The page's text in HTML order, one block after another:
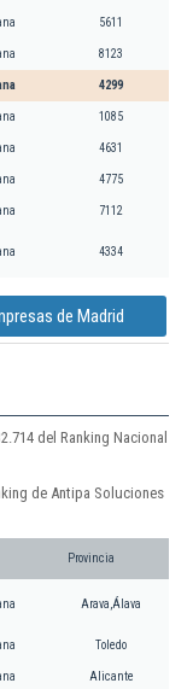
5611
8123
4299
1085
4631
4775
7112
4334
de Madrid
del Ranking Nacional
de Antipa Soluciones
Provincia
Arava,Álava
Toledo
Alicante